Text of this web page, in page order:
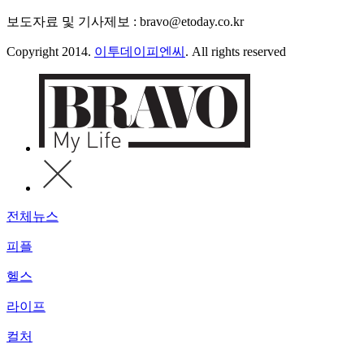
보도자료 및 기사제보 : bravo@etoday.co.kr
Copyright 2014. 이투데이피엔씨 . All rights reserved
전체뉴스
피플
헬스
라이프
컬처